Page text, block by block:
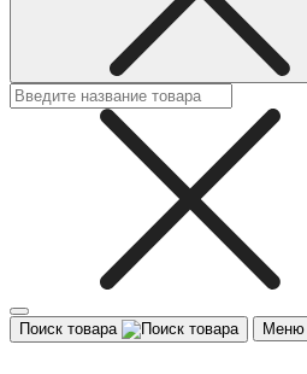
Поиск товара Меню